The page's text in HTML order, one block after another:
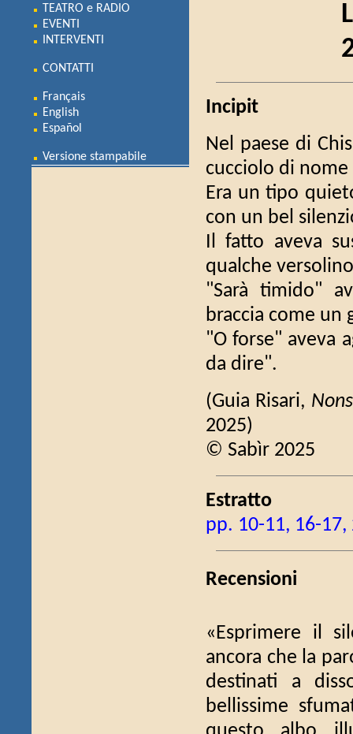
TEATRO e RADIO
EVENTI
INTERVENTI
CONTATTI
Français
English
Español
Versione stampabile
Incipit
Nel paese di
cucciolo di nome
Era un tipo
con un bel
Il fatto aveva
qualche
"Sarà timido"
braccia come un
"O forse" aveva
da dire".
(Guia Risari,
2025)
© Sabìr 2025
Estratto
pp. 10-11, 16-17,
Recensioni
«Esprimere il
ancora che la
destinati a
bellissime